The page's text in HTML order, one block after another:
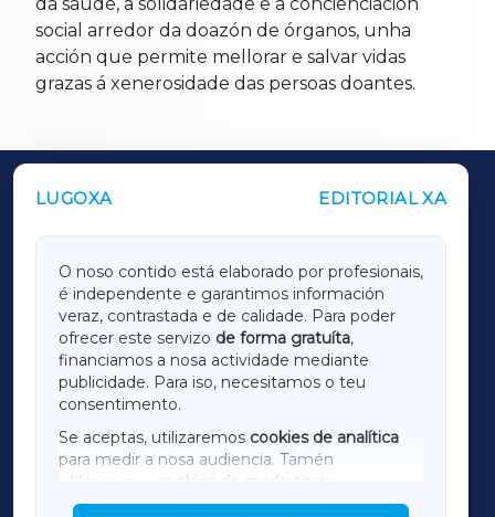
da saúde, a solidariedade e a concienciación
social arredor da doazón de órganos, unha
acción que permite mellorar e salvar vidas
grazas á xenerosidade das persoas doantes.
LUGOXA EDITORIAL XA
O noso contido está elaborado por profesionais,
é independente e garantimos información
veraz, contrastada e de calidade. Para poder
ofrecer este servizo de forma gratuíta,
financiamos a nosa actividade mediante
publicidade. Para iso, necesitamos o teu
consentimento.
Se aceptas, utilizaremos cookies de analítica
para medir a nosa audiencia. Tamén
utilizaremos
cookies de marketing
mostrar publicidade de terceiros.
OUTROS PERIÓDICOS
LUGOXA
TERRACHAXA
AMARIÑAXA